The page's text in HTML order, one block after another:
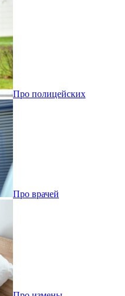
Про полицейских
Про врачей